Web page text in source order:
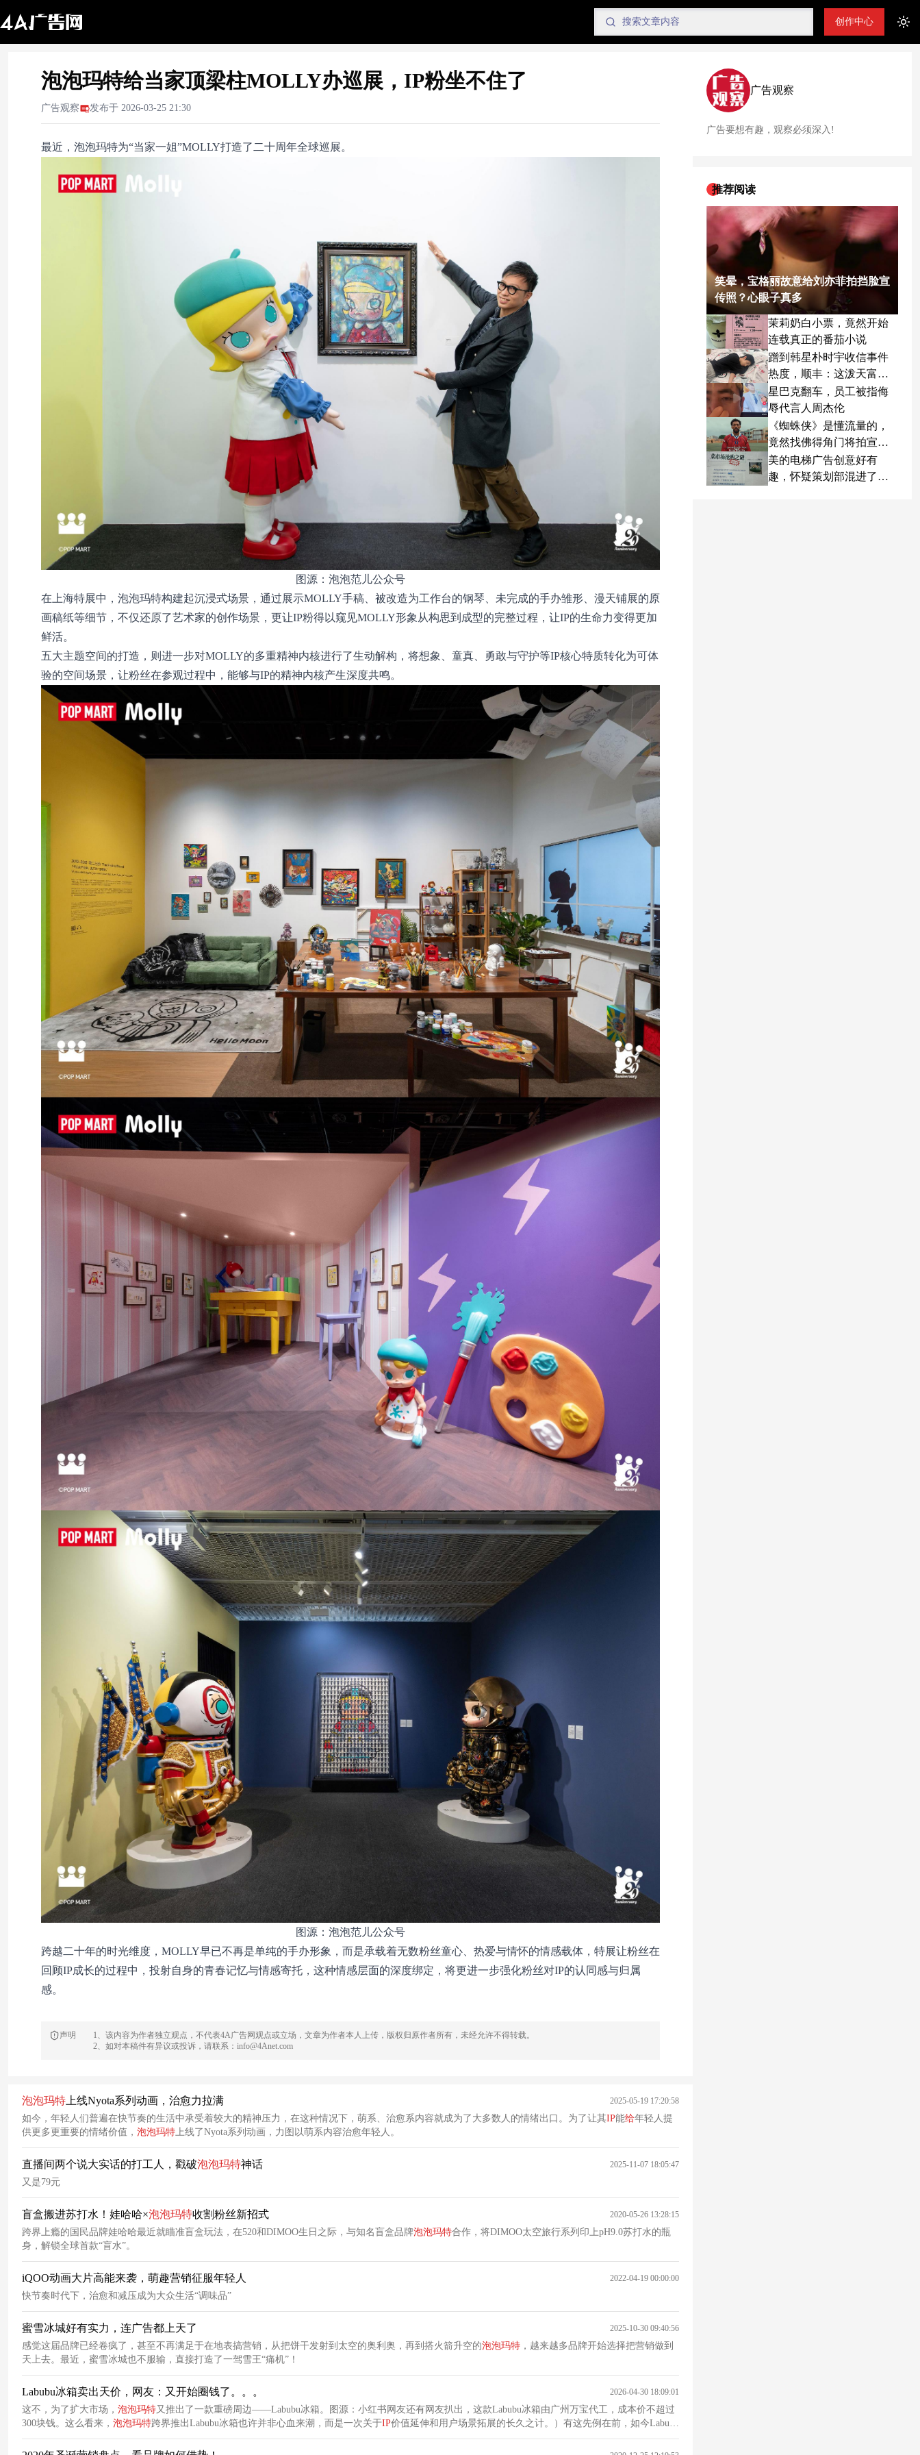
创作中心
泡泡玛特给当家顶梁柱MOLLY办巡展，IP粉坐不住了
广告观察 发布于 2026-03-25 21:30
最近，泡泡玛特为“当家一姐”MOLLY打造了二十周年全球巡展。
图源：泡泡范儿公众号
在上海特展中，泡泡玛特构建起沉浸式场景，通过展示MOLLY手稿、被改造为工作台的钢琴、未完成的手办雏形、漫天铺展的原
画稿纸等细节，不仅还原了艺术家的创作场景，更让IP粉得以窥见MOLLY形象从构思到成型的完整过程，让IP的生命力变得更加
鲜活。
五大主题空间的打造，则进一步对MOLLY的多重精神内核进行了生动解构，将想象、童真、勇敢与守护等IP核心特质转化为可体
验的空间场景，让粉丝在参观过程中，能够与IP的精神内核产生深度共鸣。
图源：泡泡范儿公众号
跨越二十年的时光维度，MOLLY早已不再是单纯的手办形象，而是承载着无数粉丝童心、热爱与情怀的情感载体，特展让粉丝在
回顾IP成长的过程中，投射自身的青春记忆与情感寄托，这种情感层面的深度绑定，将更进一步强化粉丝对IP的认同感与归属
感。
声明
1、该内容为作者独立观点，不代表4A广告网观点或立场，文章为作者本人上传，版权归原作者所有，未经允许不得转载。
2、如对本稿件有异议或投诉，请联系：info@4Anet.com
泡泡玛特 上线Nyota系列动画，治愈力拉满 2025-05-19 17:20:58
如今，年轻人们普遍在快节奏的生活中承受着较大的精神压力，在这种情况下，萌系、治愈系内容就成为了大多数人的情绪出口。为了让其IP能给年轻人提
供更多更重要的情绪价值， 泡泡玛特上线了Nyota系列动画，力图以萌系内容治愈年轻人。
直播间两个说大实话的打工人，戳破泡泡玛特神话 2025-11-07 18:05:47
又是79元
盲盒搬进苏打水！娃哈哈×泡泡玛特收割粉丝新招式 2020-05-26 13:28:15
跨界上瘾的国民品牌娃哈哈最近就瞄准盲盒玩法，在520和DIMOO生日之际，与知名盲盒品牌泡泡玛特合作，将DIMOO太空旅行系列印上pH9.0苏打水的瓶
身，解锁全球首款“盲水”。
iQOO动画大片高能来袭，萌趣营销征服年轻人 2022-04-19 00:00:00
快节奏时代下，治愈和减压成为大众生活“调味品”
蜜雪冰城好有实力，连广告都上天了 2025-10-30 09:40:56
感觉这届品牌已经卷疯了，甚至不再满足于在地表搞营销，从把饼干发射到太空的奥利奥，再到搭火箭升空的泡泡玛特 ，越来越多品牌开始选择把营销做到
天上去。最近，蜜雪冰城也不服输，直接打造了一驾雪王“痛机”！
Labubu冰箱卖出天价，网友：又开始圈钱了。。。 2026-04-30 18:09:01
这不，为了扩大市场， 泡泡玛特又推出了一款重磅周边——Labubu冰箱。图源：小红书网友还有网友扒出，这款Labubu冰箱由广州万宝代工，成本价不超过
300块钱。这么看来， 泡泡玛特跨界推出Labubu冰箱也许并非心血来潮，而是一次关于IP价值延伸和用户场景拓展的长久之计。）有这先例在前，如今Labubu
冰箱能被黄牛炒出逼近万元的天价，似乎也没那么难以理解了。
广告观察
广告要想有趣，观察必须深入!
推荐阅读
笑晕，宝格丽故意给刘亦菲拍挡脸宣
传照？心眼子真多
茉莉奶白小票，竟然开始
连载真正的番茄小说
蹭到韩星朴时宇收信事件
热度，顺丰：这泼天富贵
终于轮到我了
星巴克翻车，员工被指侮
辱代言人周杰伦
《蜘蛛侠》是懂流量的，
竟然找佛得角门将拍宣传
片
美的电梯广告创意好有
趣，怀疑策划部混进了天